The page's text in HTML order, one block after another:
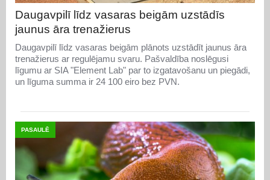
Daugavpilī līdz vasaras beigām uzstādīs
jaunus āra trenažierus
Daugavpilī līdz vasaras beigām plānots uzstādīt jaunus āra
trenažierus ar regulējamu svaru. Pašvaldība noslēgusi
līgumu ar SIA "Element Lab" par to izgatavošanu un piegādi,
un līguma summa ir 24 100 eiro bez PVN.
PASAULĒ